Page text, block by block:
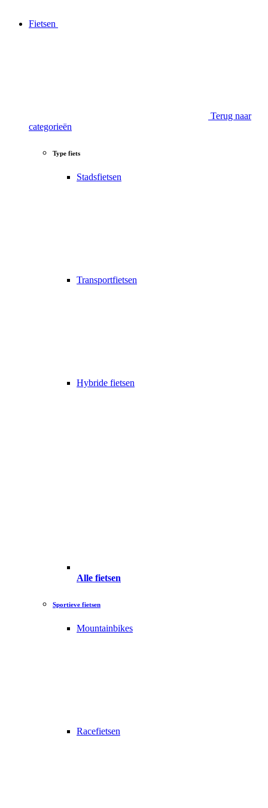
Fietsen
Terug naar
categorieën
Type fiets
Stadsfietsen
Transportfietsen
Hybride fietsen
Alle fietsen
Sportieve fietsen
Mountainbikes
Racefietsen